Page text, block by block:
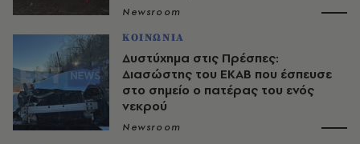
Newsroom
ΚΟΙΝΩΝΙΑ
Δυστύχημα στις Πρέσπες:
Διασώστης του ΕΚΑΒ που έσπευσε
στο σημείο ο πατέρας του ενός
νεκρού
Newsroom